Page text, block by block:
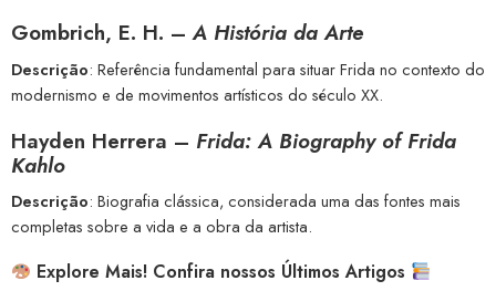
Gombrich, E. H. –A História da Arte
Descrição: Referência fundamental para situar Frida no contexto do
modernismo e de movimentos artísticos do século XX.
Hayden Herrera – Frida: A Biography of Frida
Kahlo
Descrição: Biografia clássica, considerada uma das fontes mais
completas sobre a vida e a obra da artista.
Explore Mais! Confira nossos Últimos Artigos